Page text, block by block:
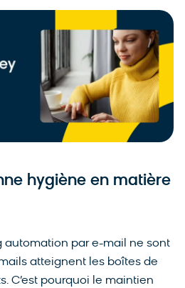
hygiène en matière
automation par e-mail ne sont
atteignent les boîtes de
C’est pourquoi le maintien